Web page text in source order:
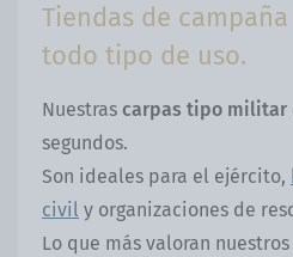
Tiendas de
todo tipo de uso.
Nuestras carpas tipo militar
segundos.
Son ideales para el ejército,
civil y organizaciones de
Lo que más valoran